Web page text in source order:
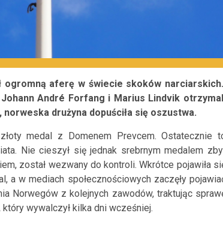
ogromną aferę w świecie skoków narciarskich.
André Forfang i Marius Lindvik
drużyna dopuściła się oszustwa.
medal z Domenem Prevcem. Ostatecznie
Nie cieszył się jednak srebrnym medalem
został wezwany do kontroli. Wkrótce pojawiła
a w mediach społecznościowych zaczęły
Norwegów z kolejnych zawodów, traktując
który wywalczył kilka dni wcześniej.